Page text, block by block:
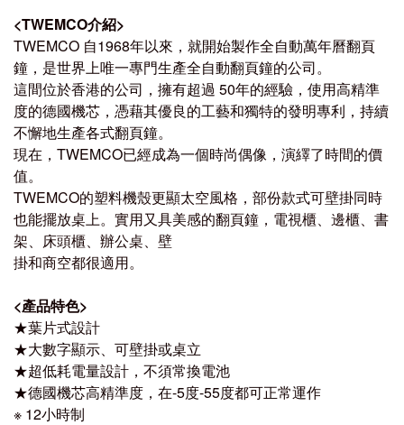
<TWEMCO介紹>
TWEMCO 自1968年以來，就開始製作全自動萬年曆翻頁
鐘， 是世界上唯一專門生產全自動翻頁鐘的公司。
這間位於香港的公司，擁有超過 50年的經驗，使用高精準
度的德國機芯，憑藉其優良的工藝和獨特的發明專利，持續
不懈地生產各式翻頁鐘。
現在，TWEMCO已經成為一個時尚偶像，演繹了時間的價
值。
TWEMCO的塑料機殼更顯太空風格，部份款式可壁掛同時
也能擺放桌上。 實用又具美感的翻頁鐘，電視櫃、邊櫃、書
架、床頭櫃、辦公桌、壁
掛和商空都很適用。
<產品特色>
★葉片式設計
★大數字顯示、可壁掛或桌立
★超低耗電量設計，不須常換電池
★德國機芯高精準度，在-5度-55度都可正常運作
※ 12小時制